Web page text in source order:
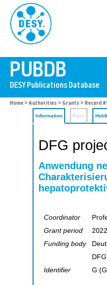
Home > Authorities > Grants > Record
Information Files
DFG
Anwendung
Coordinator
Grant period
Funding body
DFG
Identifier